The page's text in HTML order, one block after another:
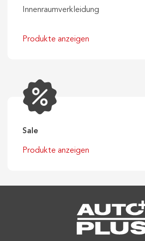
Innenraumverkleidung
Produkte anzeigen
Sale
Produkte anzeigen